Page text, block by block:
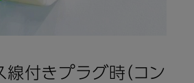
付きプラグ時（コン